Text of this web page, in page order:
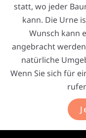
statt, wo jeder
kann. Die Urne
Wunsch kann
angebracht
natürliche
Wenn Sie sich für